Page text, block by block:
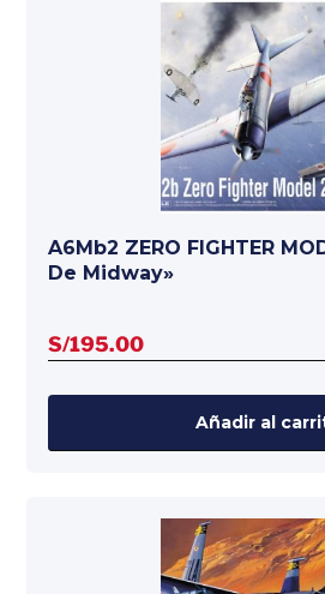
A6Mb2 ZERO FIGHTER
De Midway»
S/195.00
Añadir al